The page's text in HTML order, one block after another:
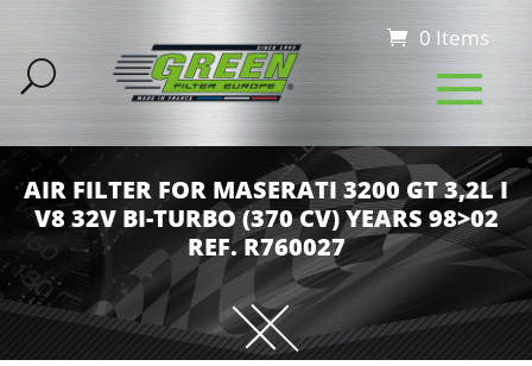
0 Items
AIR FILTER FOR MASERATI 3200 GT 3,2L I
V8 32V BI-TURBO (370 CV) YEARS 98>02
REF. R760027